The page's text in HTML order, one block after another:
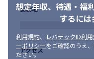
想定年収、待遇・福
するに
利用規約、 レバテックID利
ーポリシーをご確認のうえ
ださい。
勤務地
アクセス